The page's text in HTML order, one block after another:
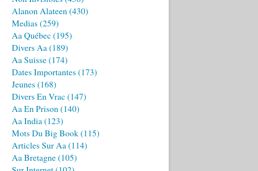
Alanon Alateen(430)
Medias (259)
Aa Québec (195)
Divers Aa(189)
Aa Suisse(174)
Dates Importantes (173)
Jeunes (168)
Divers En Vrac (147)
Aa En Prison(140)
Aa India(123)
Mots Du Big Book(115)
Articles Sur Aa(114)
Aa Bretagne(105)